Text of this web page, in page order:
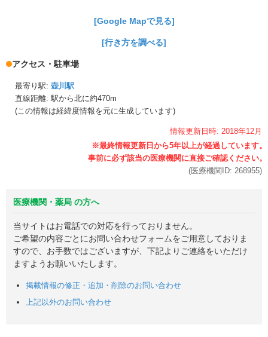
[Google Mapで見る]
[行き方を調べる]
アクセス・駐車場
最寄り駅: 壺川駅
直線距離: 駅から北に約470m
(この情報は経緯度情報を元に生成しています)
情報更新日時: 2018年12月
(医療機関ID: 268955)
医療機関・薬局 の方へ
当サイトはお電話での対応を行っておりません。
ご希望の内容ごとにお問い合わせフォームをご用意しておりま
すので、お手数ではございますが、下記よりご連絡をいただけ
ますようお願いいたします。
掲載情報の修正・追加・削除のお問い合わせ
上記以外のお問い合わせ